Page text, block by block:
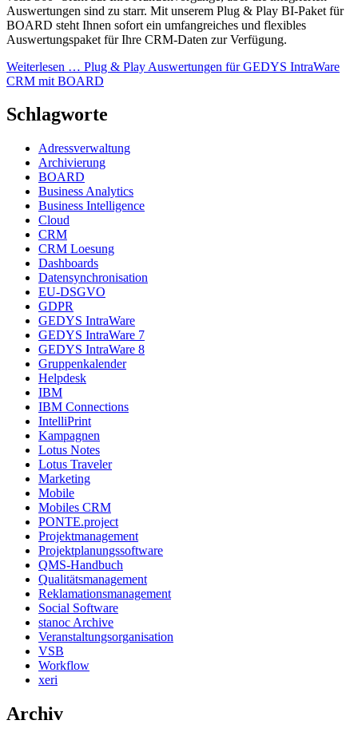
Auswertungen sind zu starr. Mit unserem Plug & Play BI-Paket für
BOARD steht Ihnen sofort ein umfangreiches und flexibles
Auswertungspaket für Ihre CRM-Daten zur Verfügung.
Weiterlesen … Plug & Play Auswertungen für GEDYS IntraWare
CRM mit BOARD
Schlagworte
Adressverwaltung
Archivierung
BOARD
Business Analytics
Business Intelligence
Cloud
CRM
CRM Loesung
Dashboards
Datensynchronisation
EU-DSGVO
GDPR
GEDYS IntraWare
GEDYS IntraWare 7
GEDYS IntraWare 8
Gruppenkalender
Helpdesk
IBM
IBM Connections
IntelliPrint
Kampagnen
Lotus Notes
Lotus Traveler
Marketing
Mobile
Mobiles CRM
PONTE.project
Projektmanagement
Projektplanungssoftware
QMS-Handbuch
Qualitätsmanagement
Reklamationsmanagement
Social Software
stanoc Archive
Veranstaltungsorganisation
VSB
Workflow
xeri
Archiv